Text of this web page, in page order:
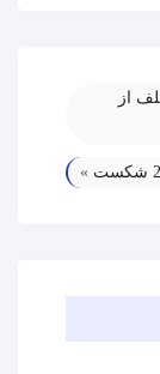
از
»